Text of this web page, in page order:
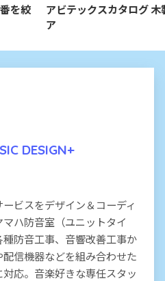
を絞
アビテックスカタログ 木
ア
DESIGN+
ビスをデザイン＆コーディ
ハ防音室（ユニットタイ
防音工事、音響改善工事か
信機器などを組み合わせた
応。音楽好きな専任スタッ